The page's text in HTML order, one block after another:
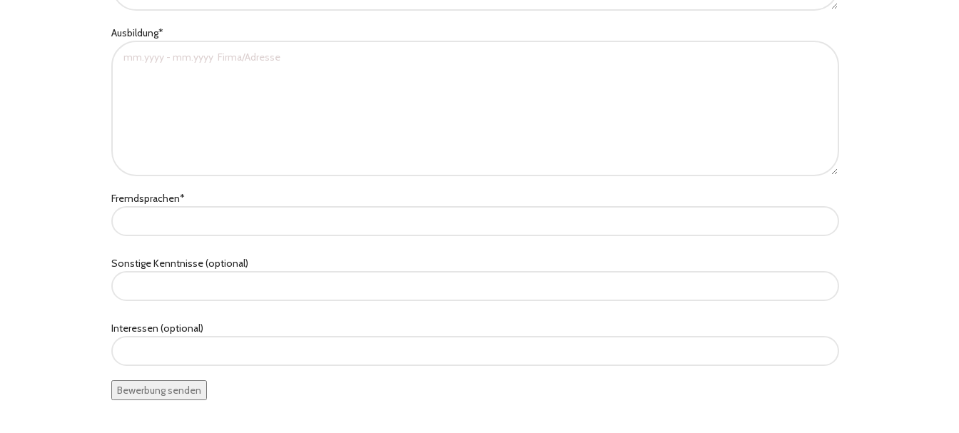
Ausbildung*
Fremdsprachen*
Sonstige Kenntnisse (optional)
Interessen (optional)